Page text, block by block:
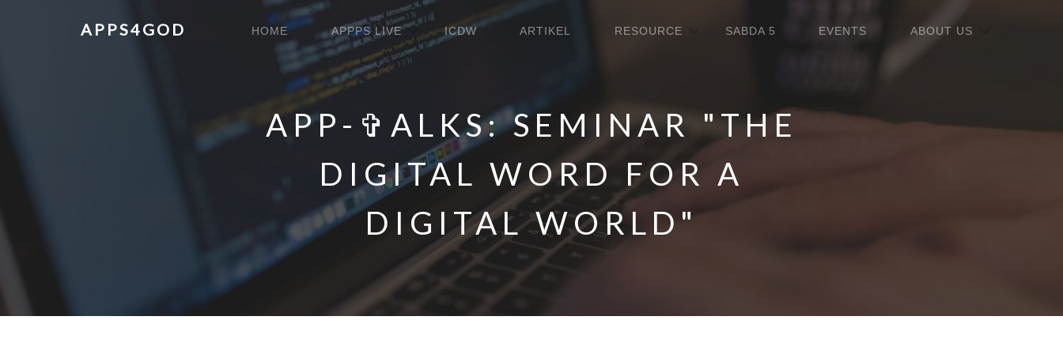
APPS4GOD HOME APPPS LIVE ICDW ARTIKEL RESOURCE SABDA 5 EVENTS ABOUT US
APP-✞ALKS: SEMINAR "THE
DIGITAL WORD FOR A
DIGITAL WORLD"